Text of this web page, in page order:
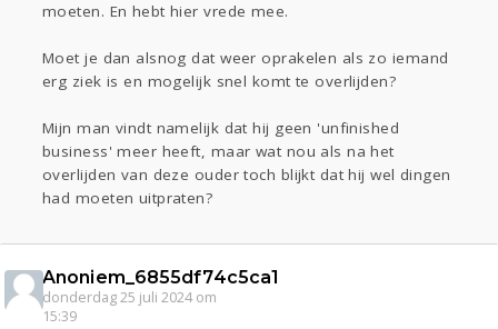
moeten. En hebt hier vrede mee.
Moet je dan alsnog dat weer oprakelen als zo iemand
erg ziek is en mogelijk snel komt te overlijden?
Mijn man vindt namelijk dat hij geen 'unfinished
business' meer heeft, maar wat nou als na het
overlijden van deze ouder toch blijkt dat hij wel dingen
had moeten uitpraten?
Anoniem_6855df74c5ca1
donderdag 25 juli 2024 om
15:39